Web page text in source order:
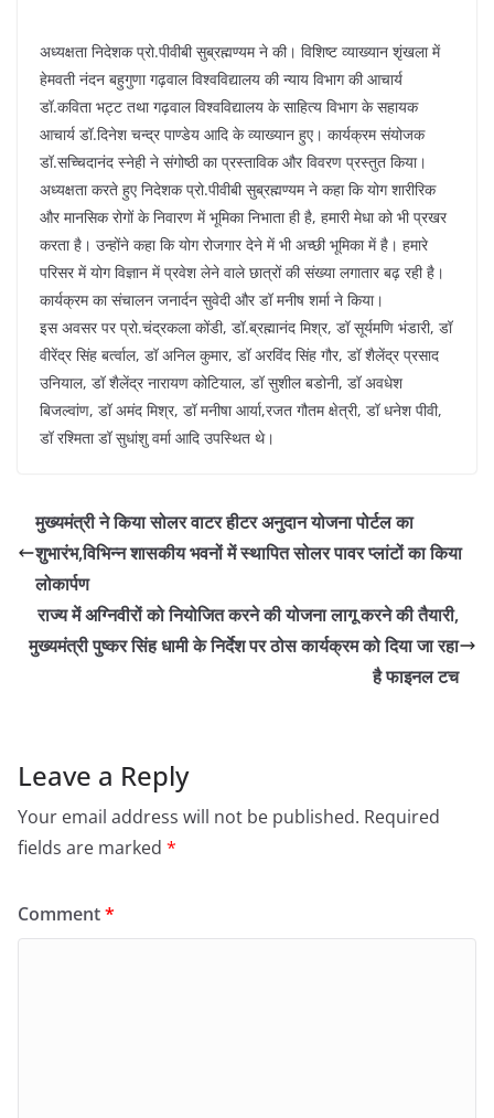
अध्यक्षता निदेशक प्रो.पीवीबी सुब्रह्मण्यम ने की। विशिष्ट व्याख्यान शृंखला में
हेमवती नंदन बहुगुणा गढ़वाल विश्वविद्यालय की न्याय विभाग की आचार्य
डॉ.कविता भट्ट तथा गढ़वाल विश्वविद्यालय के साहित्य विभाग के सहायक
आचार्य डॉ.दिनेश चन्द्र पाण्डेय आदि के व्याख्यान हुए। कार्यक्रम संयोजक
डॉ.सच्चिदानंद स्नेही ने संगोष्ठी का प्रस्ताविक और विवरण प्रस्तुत किया।
अध्यक्षता करते हुए निदेशक प्रो.पीवीबी सुब्रह्मण्यम ने कहा कि योग शारीरिक
और मानसिक रोगों के निवारण में भूमिका निभाता ही है, हमारी मेधा को भी प्रखर
करता है। उन्होंने कहा कि योग रोजगार देने में भी अच्छी भूमिका में है। हमारे
परिसर में योग विज्ञान में प्रवेश लेने वाले छात्रों की संख्या लगातार बढ़ रही है।
कार्यक्रम का संचालन जनार्दन सुवेदी और डॉ मनीष शर्मा ने किया।
इस अवसर पर प्रो.चंद्रकला कोंडी, डॉ.ब्रह्मानंद मिश्र, डॉ सूर्यमणि भंडारी, डॉ
वीरेंद्र सिंह बर्त्वाल, डॉ अनिल कुमार, डॉ अरविंद सिंह गौर, डॉ शैलेंद्र प्रसाद
उनियाल, डॉ शैलेंद्र नारायण कोटियाल, डॉ सुशील बडोनी, डॉ अवधेश
बिजल्वांण, डॉ अमंद मिश्र, डॉ मनीषा आर्या,रजत गौतम क्षेत्री, डॉ धनेश पीवी,
डॉ रश्मिता डॉ सुधांशु वर्मा आदि उपस्थित थे।
मुख्यमंत्री ने किया सोलर वाटर हीटर अनुदान योजना पोर्टल का
शुभारंभ,विभिन्न शासकीय भवनों में स्थापित सोलर पावर प्लांटों का किया
लोकार्पण
राज्य में अग्निवीरों को नियोजित करने की योजना लागू करने की तैयारी,
मुख्यमंत्री पुष्कर सिंह धामी के निर्देश पर ठोस कार्यक्रम को दिया जा रहा
है फाइनल टच
Leave a Reply
Your email address will not be published. Required
fields are marked *
Comment*